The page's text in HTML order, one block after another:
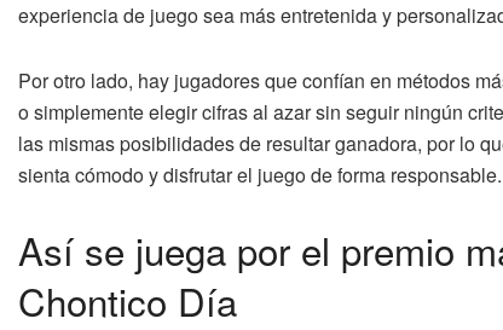
experiencia de juego sea más entretenida y
Por otro lado, hay jugadores que confían en métodos
o simplemente elegir cifras al azar sin seguir ningún
las mismas posibilidades de resultar ganadora, por lo
sienta cómodo y disfrutar el juego de forma responsable.
Así se juega por el premio
Chontico Día